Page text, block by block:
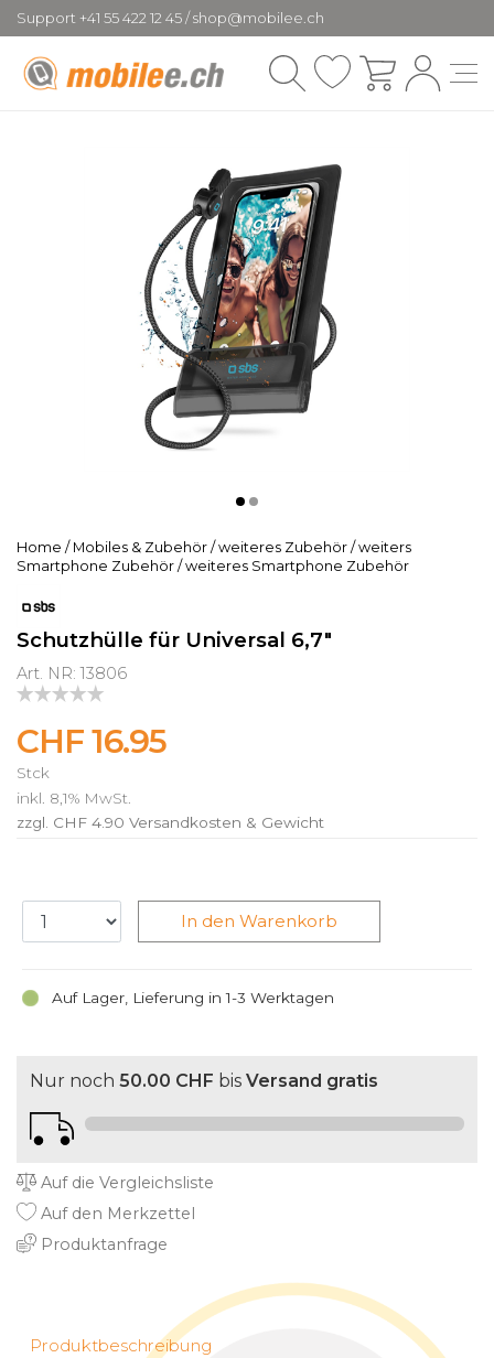
Support +41 55 422 12 45 / shop@mobilee.ch
Home / Mobiles & Zubehör / weiteres Zubehör / weiters
Smartphone Zubehör / weiteres Smartphone Zubehör
Schutzhülle für Universal 6,7"
Art. NR: 13806
CHF 16.95
Stck
inkl. 8,1% MwSt.
zzgl. CHF 4.90 Versandkosten & Gewicht
Auf Lager, Lieferung in 1-3 Werktagen
In den Warenkorb
Nur noch 50.00 CHF bis Versand gratis
Auf die Vergleichsliste
Auf den Merkzettel
Produktanfrage
Produktbeschreibung